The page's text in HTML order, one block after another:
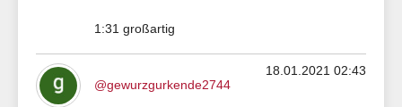
1:31 großartig
18.01.2021 02:43
@gewurzgurkende2744